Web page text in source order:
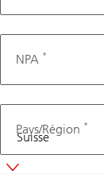
NPA *
Pays/Région *